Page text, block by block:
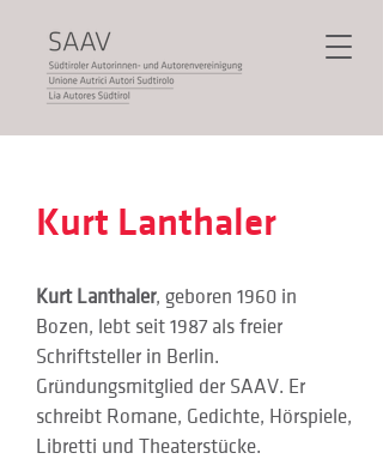
Kurt Lanthaler
Kurt Lanthaler, geboren 1960 in
Bozen, lebt seit 1987 als freier
Schriftsteller in Berlin.
Gründungsmitglied der SAAV. Er
schreibt Romane, Gedichte, Hörspiele,
Libretti und Theaterstücke.